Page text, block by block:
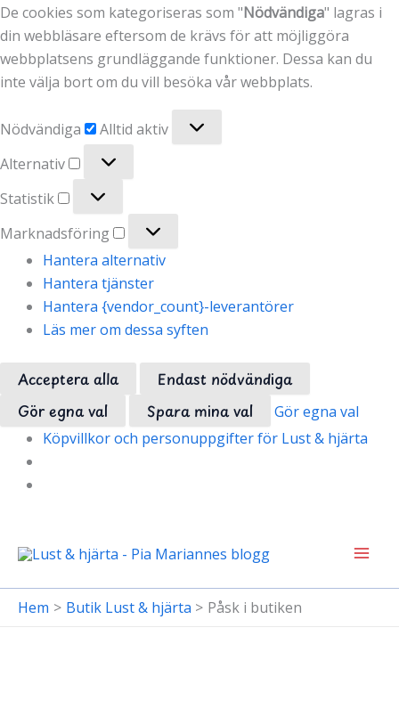
De cookies som kategoriseras som "Nödvändiga" lagras i
din webbläsare eftersom de krävs för att möjliggöra
webbplatsens grundläggande funktioner. Dessa kan du
inte välja bort om du vill besöka vår webbplats.
Nödvändiga
Alltid aktiv
Alternativ
Statistik
Marknadsföring
Hantera alternativ
Hantera tjänster
Hantera {vendor_count}-leverantörer
Läs mer om dessa syften
Acceptera alla
Endast nödvändiga
Gör egna val
Spara mina val
Gör egna val
Köpvillkor och personuppgifter för Lust & hjärta
Hem
Butik Lust & hjärta Påsk i butiken